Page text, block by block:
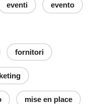
eventi evento
fornitori
mise en place